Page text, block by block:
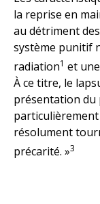
la reprise en
au détriment
système punitif
radiation1 et
À ce titre, le
présentation du
résolument
précarité. »3